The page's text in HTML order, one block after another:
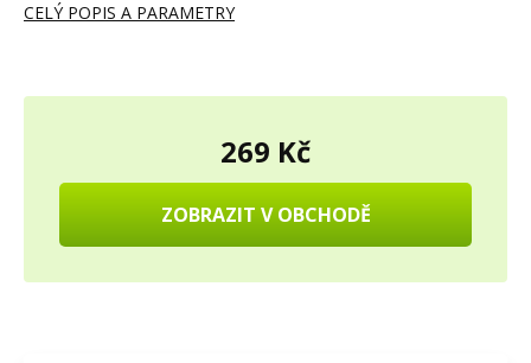
CELÝ POPIS A PARAMETRY
269 Kč
ZOBRAZIT V OBCHODĚ